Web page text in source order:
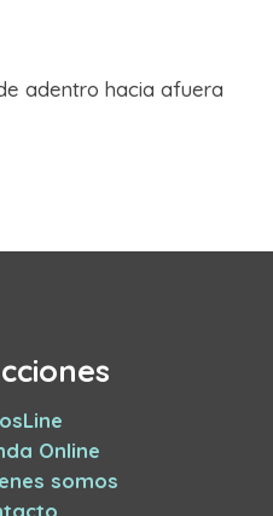
adentro hacia afuera
Online
somos